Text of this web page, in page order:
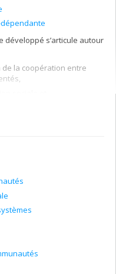
développé s’articule autour
de la coopération entre
Les travaux
de théorie des jeux et